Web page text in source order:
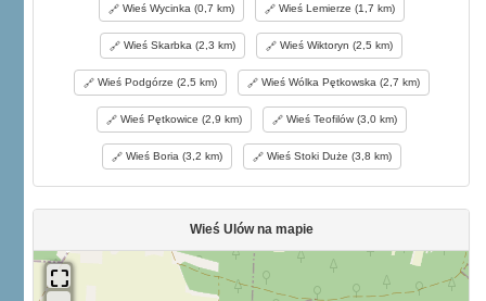
Wieś Wycinka (0,7 km) Wieś Lemierze (1,7 km)
Wieś Skarbka (2,3 km) Wieś Wiktoryn (2,5 km)
Wieś Podgórze (2,5 km) Wieś Wólka Pętkowska (2,7 km)
Wieś Pętkowice (2,9 km) Wieś Teofilów (3,0 km)
Wieś Boria (3,2 km) Wieś Stoki Duże (3,8 km)
Wieś Ulów na mapie